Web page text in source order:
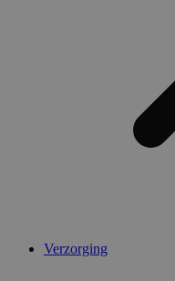
Verzorging